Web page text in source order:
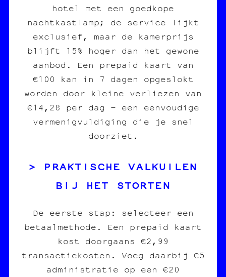
hotel met een goedkope
nachtkastlamp; de service lijkt
exclusief, maar de kamerprijs
blijft 15% hoger dan het gewone
aanbod. Een prepaid kaart van
€100 kan in 7 dagen opgeslokt
worden door kleine verliezen van
€14,28 per dag – een eenvoudige
vermenigvuldiging die je snel
doorziet.
PRAKTISCHE VALKUILEN
BIJ HET STORTEN
De eerste stap: selecteer een
betaalmethode. Een prepaid kaart
kost doorgaans €2,99
transactiekosten. Voeg daarbij €5
administratie op een €20